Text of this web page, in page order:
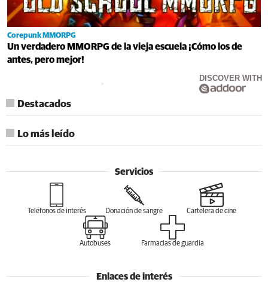
Corepunk MMORPG
Un verdadero MMORPG de la vieja escuela ¡Cómo los de
antes, pero mejor!
DISCOVER WITH
Destacados
Lo más leído
Servicios
Teléfonos de interés Donación de sangre Cartelera de cine
Autobuses Farmacias de guardia
Enlaces de interés